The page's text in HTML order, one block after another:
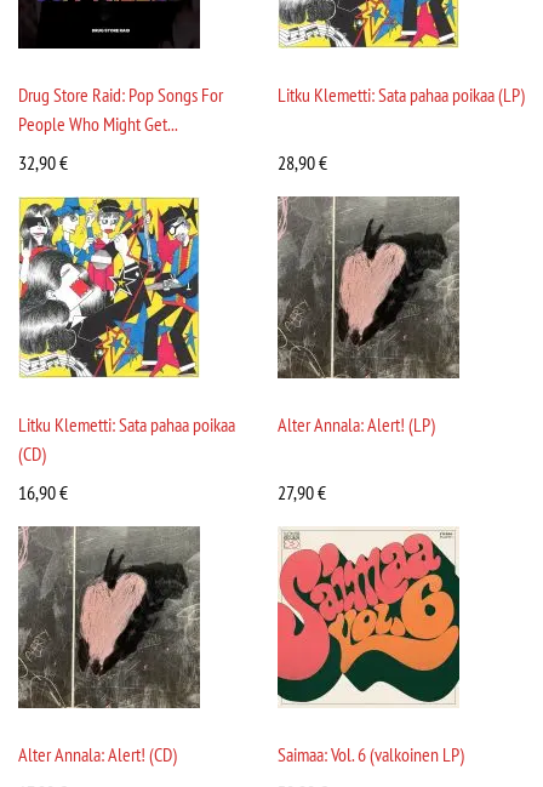
Drug Store Raid: Pop Songs For
People Who Might Get...
32,90€
Litku Klemetti: Sata pahaa poikaa (LP)
28,90€
Litku Klemetti: Sata pahaa poikaa
(CD)
16,90€
Alter Annala: Alert! (LP)
27,90€
Alter Annala: Alert! (CD)
Saimaa: Vol. 6 (valkoinen LP)